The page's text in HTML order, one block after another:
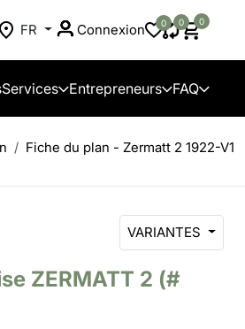
FR Connexion 0 0 0
Services Entrepreneurs FAQ
Fiche du plan - Zermatt 2 1922-V1
VARIANTES
ZERMATT 2 (#